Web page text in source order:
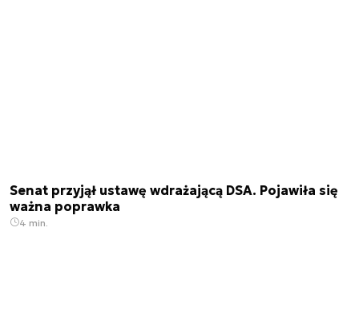
Senat przyjął ustawę wdrażającą DSA. Pojawiła się
ważna poprawka
4 min.